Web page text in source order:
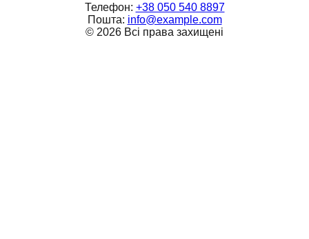
Телефон: +38 050 540 8897
Пошта: info@example.com
© 2026 Всі права захищені